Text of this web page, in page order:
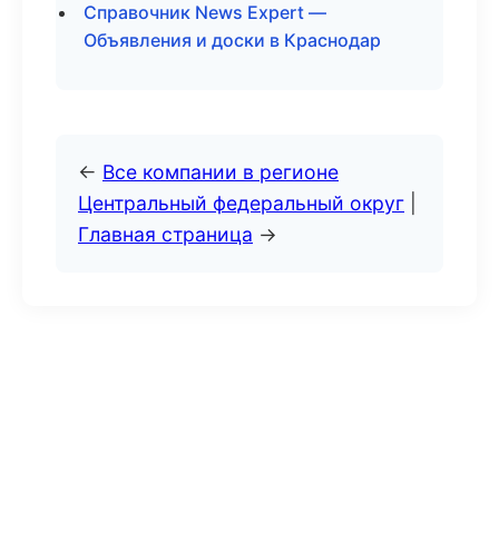
Справочник News Expert —
Объявления и доски в Краснодар
← Все компании в регионе
Центральный федеральный округ
Главная страница →